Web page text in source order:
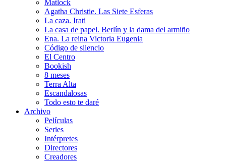
Matlock
Agatha Christie. Las Siete Esferas
La caza. Irati
La casa de papel. Berlín y la dama del armiño
Ena. La reina Victoria Eugenia
Código de silencio
El Centro
Bookish
8 meses
Terra Alta
Escandalosas
Todo esto te daré
Archivo
Películas
Series
Intérpretes
Directores
Creadores